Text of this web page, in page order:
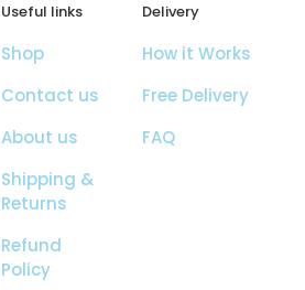
Useful links
Shop
Contact us
About us
Shipping &
Returns
Refund
Policy
Delivery
How it Works
Free Delivery
FAQ